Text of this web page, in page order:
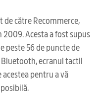
către Recommerce,
Acesta a fost supus
peste 56 de puncte de
ecranul tactil
pentru a vă